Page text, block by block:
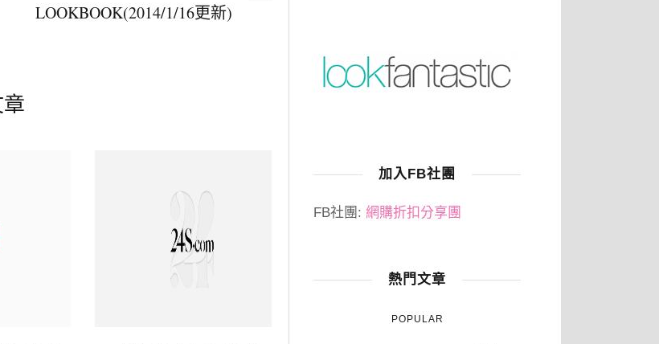
LOOKBOOK(2014/1/16更新)
加入FB社團
FB社團: 網購折扣分享團
熱門文章
POPULAR